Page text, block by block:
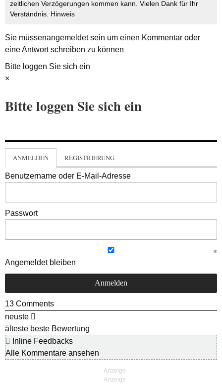
zeitlichen Verzögerungen kommen kann. Vielen Dank für Ihr
Verständnis. Hinweis
Sie müssenangemeldetsein um einen Kommentar oder
eine Antwort schreiben zu können
Bitte loggen Sie sich ein
×
Bitte loggen Sie sich ein
ANMELDEN REGISTRIERUNG
Benutzername oder E-Mail-Adresse
Passwort
Angemeldet bleiben
13 Comments
neuste
älteste beste Bewertung
Inline Feedbacks
Alle Kommentare ansehen